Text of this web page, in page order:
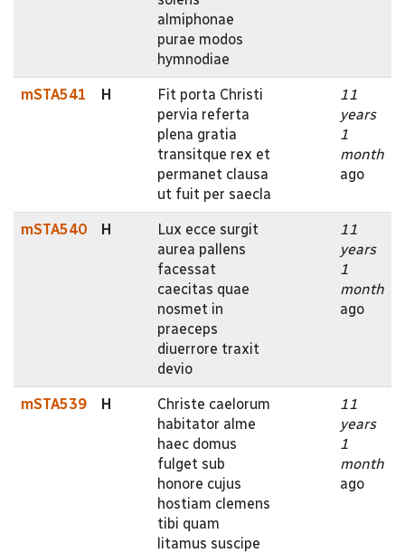
almiphonae
purae modos
hymnodiae
mSTA541 H
Fit porta Christi
pervia referta
plena gratia
transitque rex et
permanet clausa
ut fuit per saecla
11
years
1
month
ago
mSTA540 H
Lux ecce surgit
aurea pallens
facessat
caecitas quae
nosmet in
praeceps
diuerrore traxit
devio
11
years
1
month
ago
mSTA539 H
Christe caelorum
habitator alme
haec domus
fulget sub
honore cujus
hostiam clemens
tibi quam
litamus suscipe
11
years
1
month
ago